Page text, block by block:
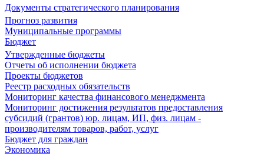
Документы стратегического планирования
Прогноз развития
Муниципальные программы
Бюджет
Утвержденные бюджеты
Отчеты об исполнении бюджета
Проекты бюджетов
Реестр расходных обязательств
Мониторинг качества финансового менеджмента
Мониторинг достижения результатов предоставления
субсидий (грантов) юр. лицам, ИП, физ. лицам -
производителям товаров, работ, услуг
Бюджет для граждан
Экономика